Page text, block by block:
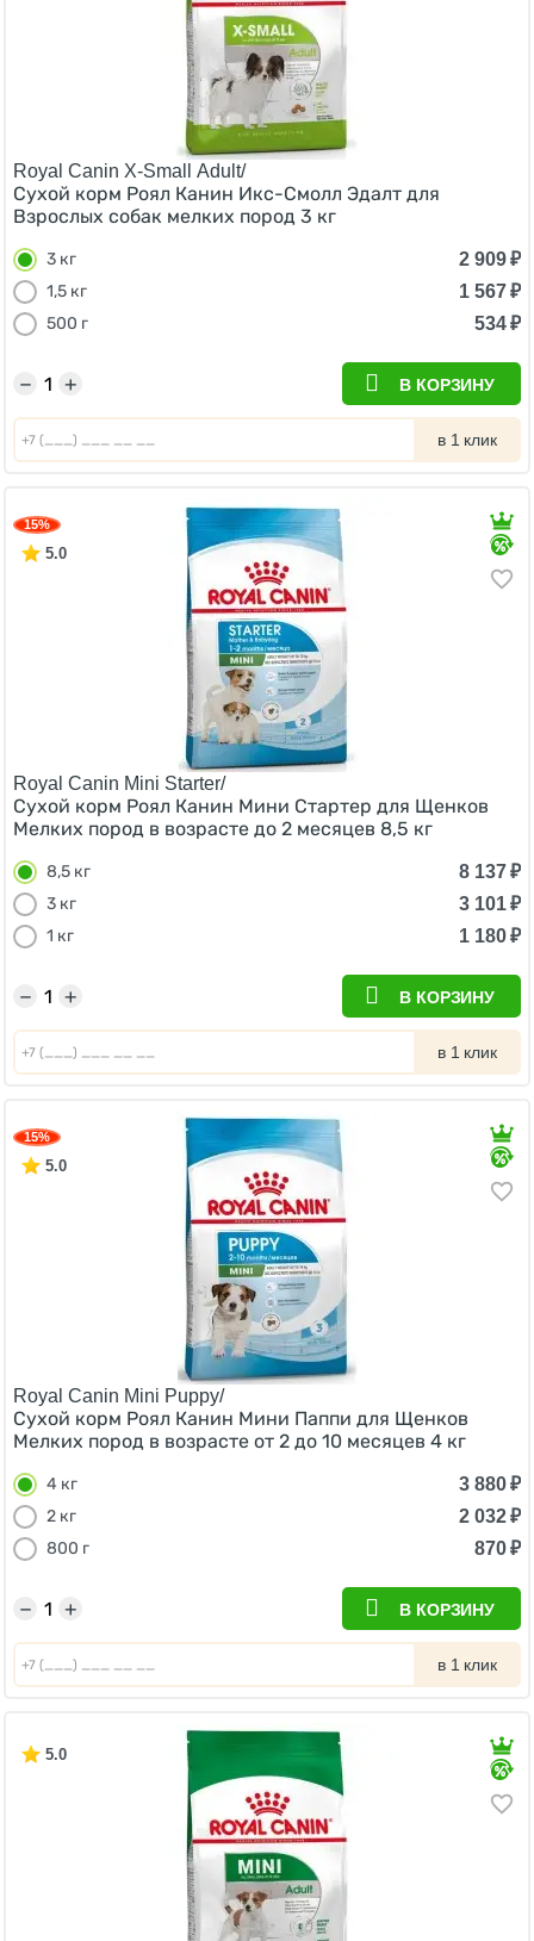
Royal Canin X-Small Adult/
Сухой корм Роял Канин Икс-Смолл Эдалт для
Взрослых собак мелких пород 3 кг
3 кг 2 909₽
1,5 кг
1 567₽
500 г
534₽
+
− В КОРЗИНУ
в 1 клик
15%
5.0
Royal Canin Mini Starter/
Сухой корм Роял Канин Мини Стартер для Щенков
Мелких пород в возрасте до 2 месяцев 8,5 кг
8,5 кг 8 137₽
3 кг
3 101₽
1 кг
1 180₽
+
− В КОРЗИНУ
в 1 клик
15%
5.0
Royal Canin Mini Puppy/
Сухой корм Роял Канин Мини Паппи для Щенков
Мелких пород в возрасте от 2 до 10 месяцев 4 кг
4 кг 3 880₽
2 кг
2 032₽
800 г
870₽
+
− В КОРЗИНУ
в 1 клик
5.0